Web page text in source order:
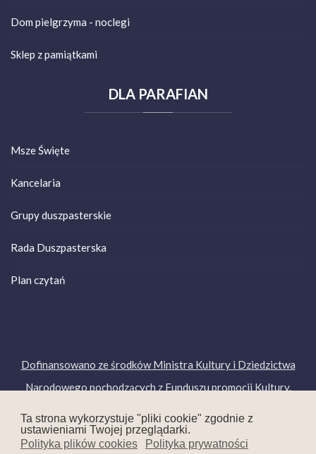
Ta strona wykorzystuje "pliki cookie" zgodnie z
ustawieniami Twojej przeglądarki.
Polityka plików cookies
Polityka prywatności
Dom pielgrzyma - noclegi
Sklep z pamiątkami
DLAPARAFIAN
Msze Święte
Kancelaria
Grupy duszpasterskie
Rada Duszpasterska
Plan czytań
Dofinansowano ze środków Ministra Kultury i Dziedzictwa
Narodowego pochodzących z Funduszu promocji Kultury.